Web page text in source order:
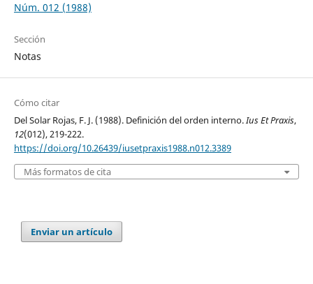
Núm. 012 (1988)
Sección
Notas
Cómo citar
Del Solar Rojas, F. J. (1988). Definición del orden interno.Ius Et Praxis,
12(012), 219-222.
https://doi.org/10.26439/iusetpraxis1988.n012.3389
Más formatos de cita
Enviar un artículo